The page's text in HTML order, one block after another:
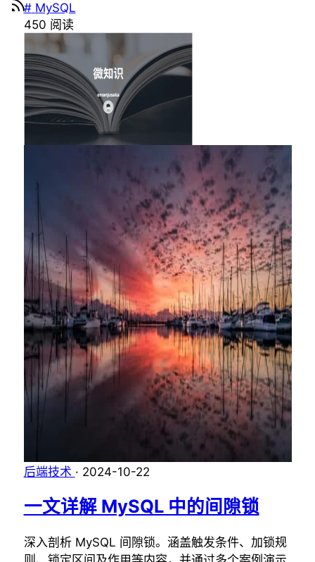
# MySQL
450 阅读
后端技术 · 2024-10-22
一文详解 MySQL 中的间隙锁
深入剖析 MySQL 间隙锁。涵盖触发条件、加锁规